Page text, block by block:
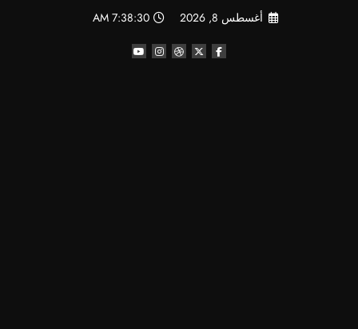
أغسطس 8, 2026 7:38:30 AM